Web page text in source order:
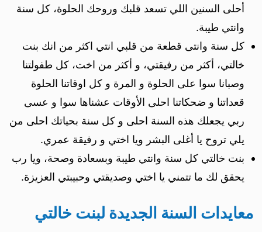
أحلى السنين اللي تسعد قلبك وروحك الحلوة، كل سنة
وانتي طيبة.
كل سنة وانتى قطعة من قلبي انتي اكثر من انك بنت
خالتي، أكثر من رفيقتي، و أكثر من اخت، كل طفولتنا
وصبانا سوا على الحلوة و المرة و كل اوقاتنا الحلوة
قعداتنا و ضحكاتنا احلى الأوقات عشناها سوا و عسى
ربي يجعلك هذه السنة احلى و كل سنة بحياتك احلى من
يلي تروح يا أغلى البشر ويا اختي و رفيقة عمري.
بنت خالتي كل سنة وانتي طيبة وبسعادة وصحة، ويا رب
يحقق لك ما تتمني يا اختي وصديقتي وحبيبتي العزيزة.
معايدات السنة الجديدة لبنت خالتي